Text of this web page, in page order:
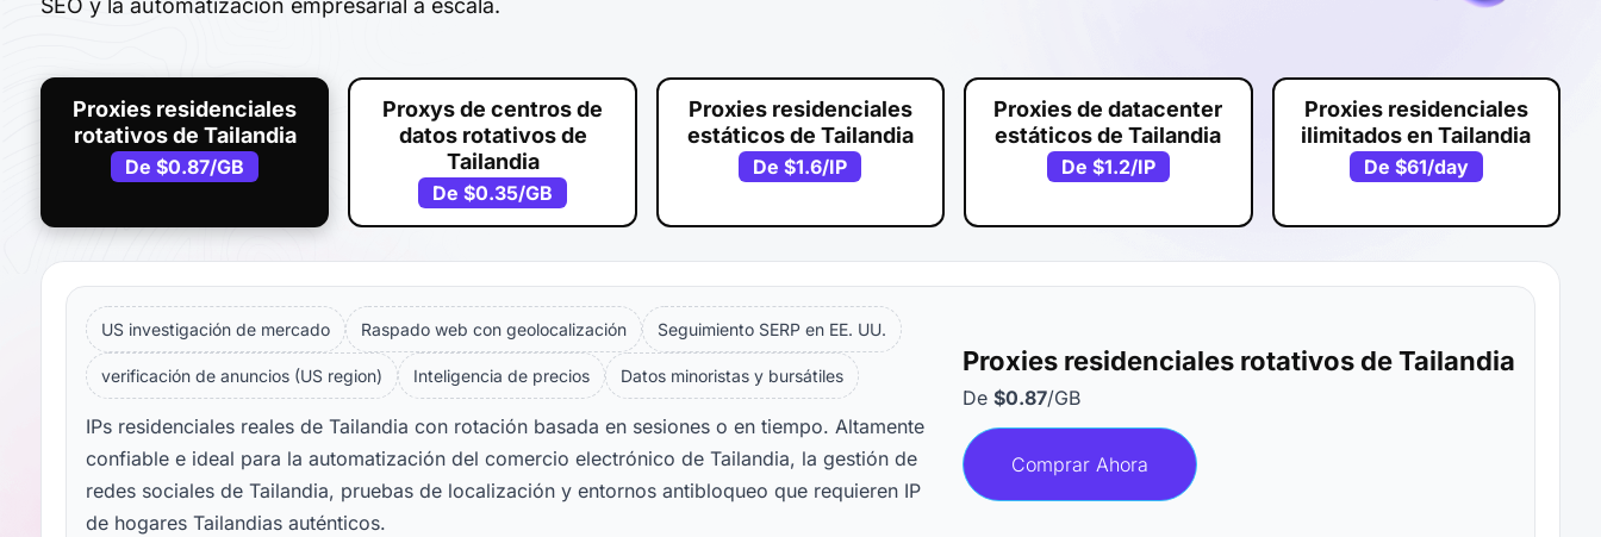
Proxies residenciales
rotativos de Tailandia
De$0.87/GB
Proxys de centros de
datos rotativos de
Tailandia
De$0.35/GB
Proxies residenciales
estáticos de Tailandia
De$1.6/IP
Proxies de datacenter
estáticos de Tailandia
De $1.2/IP
Proxies residenciales
ilimitados en Tailandia
De $61/day
US investigación de mercado Raspado web con geolocalización Seguimiento SERP en EE. UU.
verificación de anuncios (US region) Inteligencia de precios Datos minoristas y bursátiles
IPs residenciales reales de Tailandia con rotación basada en sesiones o en tiempo. Altamente
confiable e ideal para la automatización del comercio electrónico de Tailandia, la gestión de
redes sociales de Tailandia, pruebas de localización y entornos antibloqueo que requieren IP
de hogares Tailandias auténticos.
Proxies residenciales rotativos de Tailandia
De $0.87/GB
Comprar Ahora